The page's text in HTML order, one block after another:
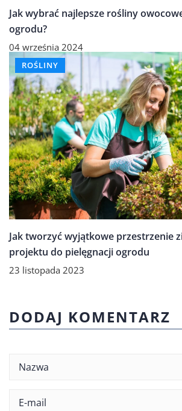
Jak wybrać najlepsze rośliny
ogrodu?
04 września 2024
ROŚLINY
Jak tworzyć wyjątkowe przestrzenie
projektu do pielęgnacji ogrodu
23 listopada 2023
DODAJ KOMENTARZ